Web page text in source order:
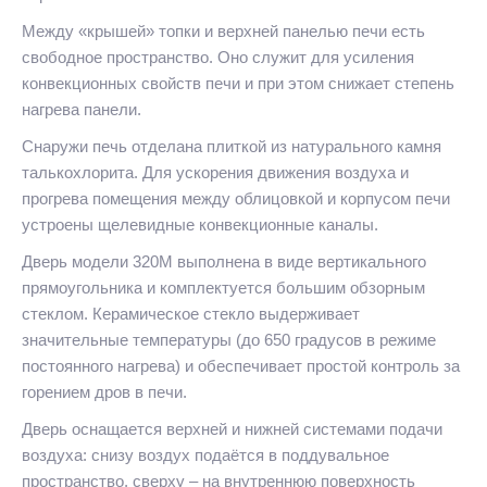
Между «крышей» топки и верхней панелью печи есть
свободное пространство. Оно служит для усиления
конвекционных свойств печи и при этом снижает степень
нагрева панели.
Снаружи печь отделана плиткой из натурального камня
талькохлорита. Для ускорения движения воздуха и
прогрева помещения между облицовкой и корпусом печи
устроены щелевидные конвекционные каналы.
Дверь модели 320М выполнена в виде вертикального
прямоугольника и комплектуется большим обзорным
стеклом. Керамическое стекло выдерживает
значительные температуры (до 650 градусов в режиме
постоянного нагрева) и обеспечивает простой контроль за
горением дров в печи.
Дверь оснащается верхней и нижней системами подачи
воздуха: снизу воздух подаётся в поддувальное
пространство, сверху – на внутреннюю поверхность